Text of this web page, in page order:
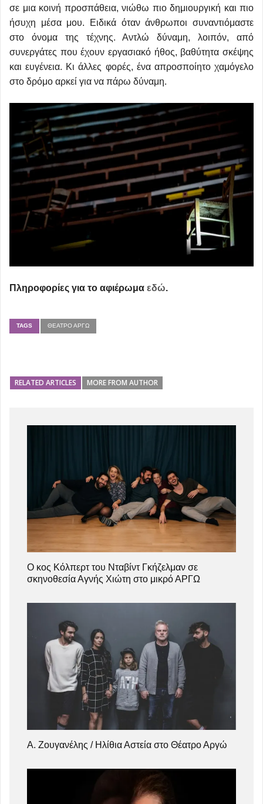
σε μια κοινή προσπάθεια, νιώθω πιο δημιουργική και πιο
ήσυχη μέσα μου. Ειδικά όταν άνθρωποι συναντιόμαστε
στο όνομα της τέχνης. Αντλώ δύναμη, λοιπόν, από
συνεργάτες που έχουν εργασιακό ήθος, βαθύτητα σκέψης
και ευγένεια. Κι άλλες φορές, ένα απροσποίητο χαμόγελο
στο δρόμο αρκεί για να πάρω δύναμη.
Πληροφορίες για το αφιέρωμα εδώ.
TAGS ΘΈΑΤΡΟ ΑΡΓΏ
RELATED ARTICLES MORE FROM AUTHOR
Ο κος Κόλπερτ του Νταβίντ Γκήζελμαν σε
σκηνοθεσία Αγνής Χιώτη στο μικρό ΑΡΓΩ
Α. Ζουγανέλης / Ηλίθια Αστεία στο Θέατρο Αργώ